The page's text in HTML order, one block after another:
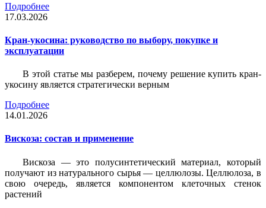
Подробнее
17.03.2026
Кран-укосина: руководство по выбору, покупке и
эксплуатации
В этой статье мы разберем, почему решение купить кран-
укосину является стратегически верным
Подробнее
14.01.2026
Вискоза: состав и применение
Вискоза — это полусинтетический материал, который
получают из натурального сырья — целлюлозы. Целлюлоза, в
свою очередь, является компонентом клеточных стенок
растений